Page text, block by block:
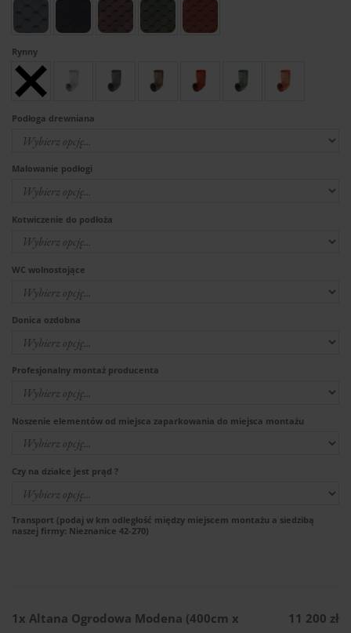
Rynny
Podłoga drewniana
Malowanie podłogi
Kotwiczenie do podłoża
WC wolnostojące
Donica ozdobna
Profesjonalny montaż producenta
Noszenie elementów od miejsca zaparkowania do miejsca montażu
Czy na działce jest prąd ?
Transport (podaj w km odległość między miejscem montażu a siedzibą
naszej firmy: Nieznanice 42-270)
1x Altana Ogrodowa Modena (400cm x
11 200 zł